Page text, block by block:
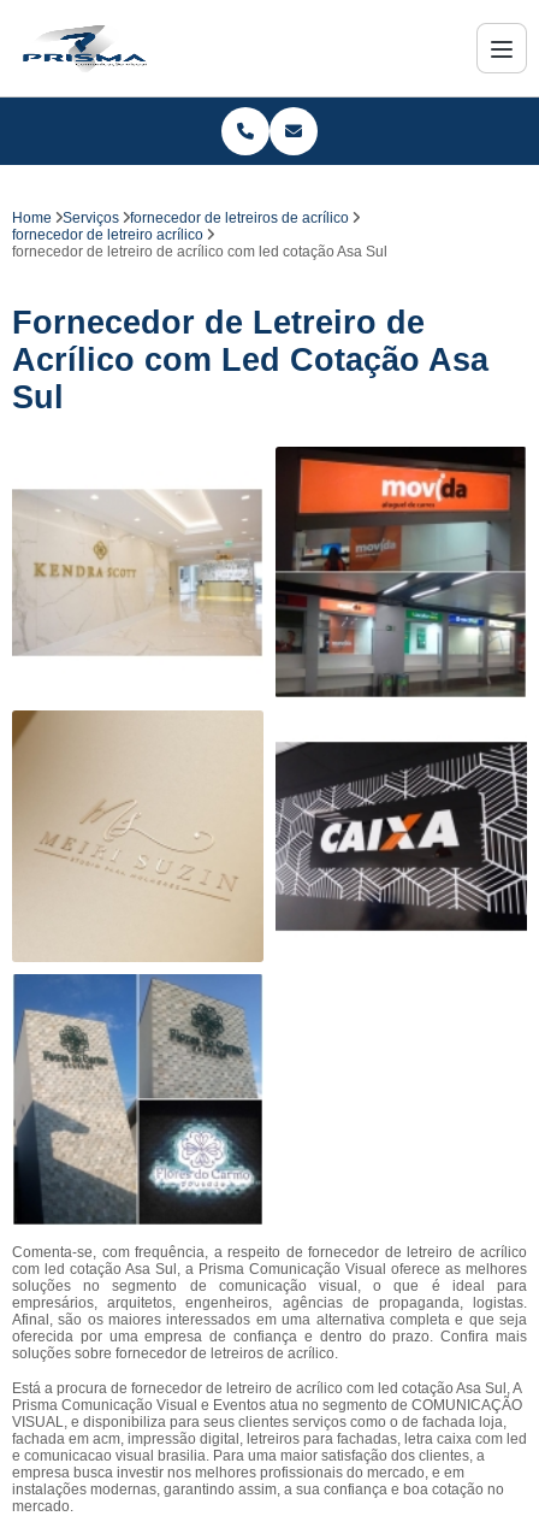
Home Serviços
fornecedor de letreiros de acrílico
fornecedor de letreiro acrílico
fornecedor de letreiro de acrílico com led cotação Asa Sul
Fornecedor de Letreiro de
Acrílico com Led Cotação Asa
Sul
Comenta-se, com frequência, a respeito de fornecedor de letreiro de acrílico
com led cotação Asa Sul, a Prisma Comunicação Visual oferece as melhores
soluções no segmento de comunicação visual, o que é ideal para
empresários, arquitetos, engenheiros, agências de propaganda, logistas.
Afinal, são os maiores interessados em uma alternativa completa e que seja
oferecida por uma empresa de confiança e dentro do prazo. Confira mais
soluções sobre fornecedor de letreiros de acrílico.
Está a procura de fornecedor de letreiro de acrílico com led cotação Asa Sul, A
Prisma Comunicação Visual e Eventos atua no segmento de COMUNICAÇÃO
VISUAL, e disponibiliza para seus clientes serviços como o de fachada loja,
fachada em acm, impressão digital, letreiros para fachadas, letra caixa com led
e comunicacao visual brasilia. Para uma maior satisfação dos clientes, a
empresa busca investir nos melhores profissionais do mercado, e em
instalações modernas, garantindo assim, a sua confiança e boa cotação no
mercado.